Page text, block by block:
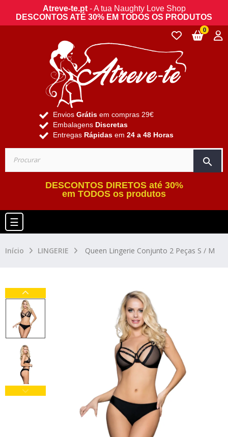
Atreve-te.pt- A tua Naughty Love Shop
DESCONTOS ATÉ 30% EM TODOS OS PRODUTOS
Envios Grátis em compras 29€
Embalagens Discretas
Entregas Rápidas em 24 a 48 Horas
search
0
DESCONTOS DIRETOS até 30%
em TODOS os produtos
Toggle navigation
☰
Início LINGERIE Queen Lingerie Conjunto 2 Peças S / M